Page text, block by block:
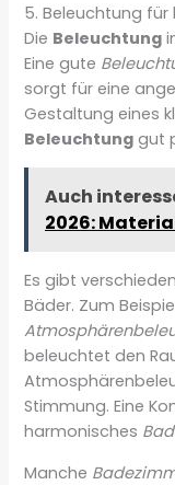
5. Beleuchtung für
Die Beleuchtung
Eine gute
sorgt für eine
Gestaltung eines
Beleuchtung gut
Auch
2026:
Es gibt
Bäder. Zum
beleuchtet den
Stimmung. Eine
harmonisches
Manche